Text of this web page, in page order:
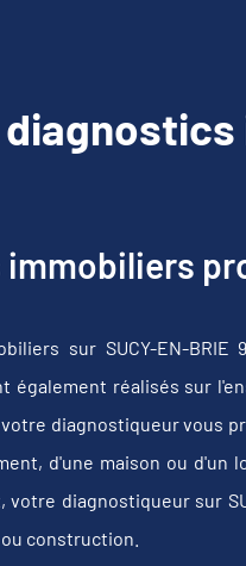
sur SUCY-EN-
également réalisés sur
diagnostiqueur vous
d'une maison ou d'un
diagnostiqueur sur
construction.